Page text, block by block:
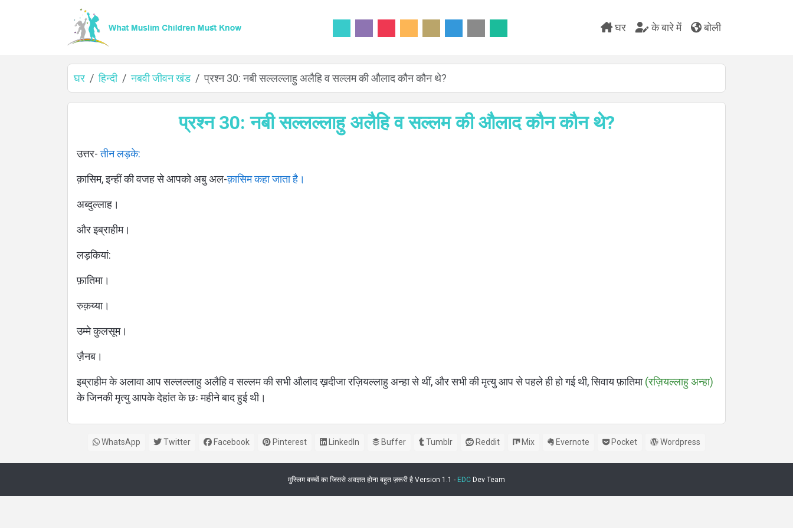
घर के बारे में बोली
घर हिन्दी नबवी जीवन खंड प्रश्न 30: नबी सल्लल्लाहु अलैहि व सल्लम की औलाद कौन कौन थे?
प्रश्न 30: नबी सल्लल्लाहु अलैहि व सल्लम की औलाद कौन कौन थे?
उत्तर-तीन लड़के:
क़ासिम, इन्हीं की वजह से आपको अबु अल-क़ासिम कहा जाता है।
अब्दुल्लाह।
और इब्राहीम।
लड़कियां:
फ़ातिमा।
रुक़य्या।
उम्मे कुलसूम।
ज़ैनब।
इब्राहीम के अलावा आप सल्लल्लाहु अलैहि व सल्लम की सभी औलाद ख़दीजा रज़ियल्लाहु अन्हा से थीं, और सभी की मृत्यु आप से पहले ही हो गई थी, सिवाय फ़ातिमा(रज़ियल्लाहु अन्हा)
के जिनकी मृत्यु आपके देहांत के छः महीने बाद हुई थी।
WhatsApp Twitter Facebook Pinterest LinkedIn Buffer Tumblr Reddit Mix Evernote Pocket Wordpress
मुस्लिम बच्चों का जिससे अवज्ञत होना बहुत ज़रूरी है Version 1.1 - EDC Dev Team